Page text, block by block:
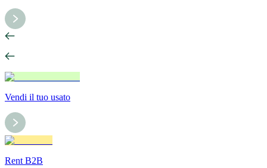
Vendi il tuo usato
Rent B2B